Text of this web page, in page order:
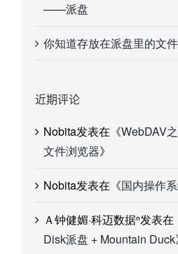
——派盘
你知道存放在派盘里的文
近期评论
Nobita发表在《WebDAV
文件浏览器》
Nobita发表在《国内操作
Ａ钟健媚·科迈数据ⁿ发表在
Disk派盘 + Mountain Duck